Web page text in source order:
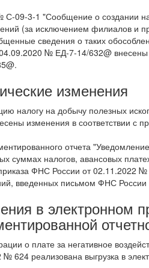
09-3-1 "Сообщение о создании
(за исключением филиалов и
сведения о таких
№ ЕД-7-14/632@
изменения
налогу на добычу полезных
изменения в соответствии с
отчета
суммах налогов, авансовых
ФНС России от 02.11.2022
введенных письмом ФНС
в электронном
о плате за негативное
624 реализована выгрузка в